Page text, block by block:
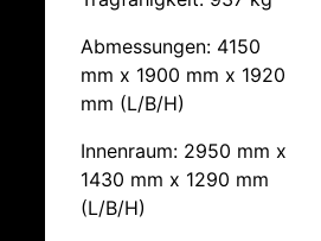
Abmessungen: 4150
mm x 1900 mm x 1920
mm (L/B/H)
Innenraum: 2950 mm x
1430 mm x 1290 mm
(L/B/H)